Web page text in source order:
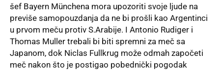
šef Bayern Münchena mora upozoriti svoje ljude na
previše samopouzdanja da ne bi prošli kao Argentinci
u prvom meču protiv S.Arabije. I Antonio Rudiger i
Thomas Muller trebali bi biti spremni za meč sa
Japanom, dok Niclas Fullkrug može odmah započeti
meč nakon što je postigao pobednički pogodak